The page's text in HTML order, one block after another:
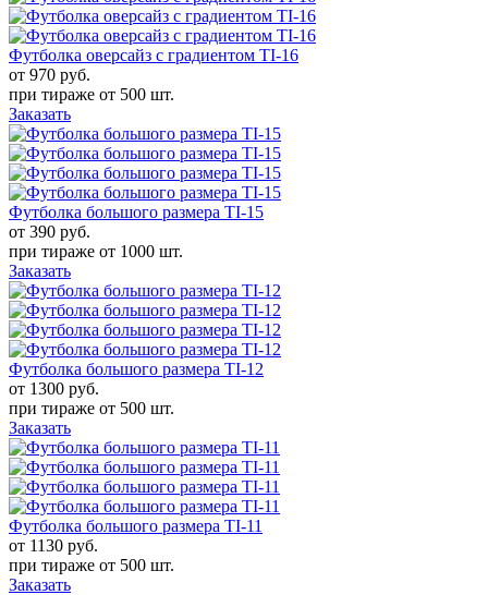
Футболка оверсайз с градиентом TI-16
от 970 руб.
при тираже от 500 шт.
Заказать
Футболка большого размера TI-15
от 390 руб.
при тираже от 1000 шт.
Заказать
Футболка большого размера TI-12
от 1300 руб.
при тираже от 500 шт.
Заказать
Футболка большого размера TI-11
от 1130 руб.
при тираже от 500 шт.
Заказать